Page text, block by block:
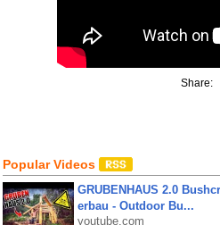
Share:
Popular Videos
GRUBENHAUS 2.0
erbau - Outdoor Bu...
youtube.com